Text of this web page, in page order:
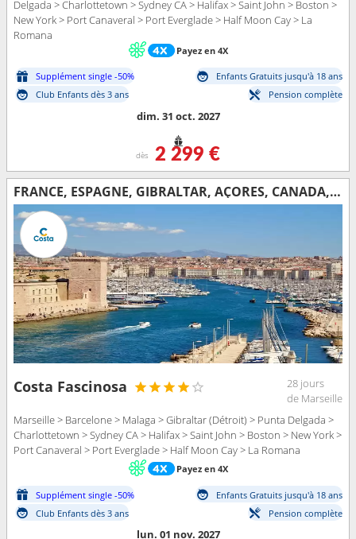
Delgada > Charlottetown > Sydney CA > Halifax > Saint John > Boston >
New York > Port Canaveral > Port Everglade > Half Moon Cay > La
Romana
Payez en 4X
Supplément single -50%
Enfants Gratuits jusqu'à 18 ans
Club Enfants dès 3 ans
Pension complète
dim. 31 oct. 2027
dès 2 299 €
FRANCE, ESPAGNE, GIBRALTAR, AÇORES, CANADA, ÉTATS-UNIS, FLORIDE (USA), RÉP.DOMINICAINE
Costa Fascinosa
28 jours
de Marseille
Marseille > Barcelone > Malaga > Gibraltar (Détroit) > Punta Delgada >
Charlottetown > Sydney CA > Halifax > Saint John > Boston > New York >
Port Canaveral > Port Everglade > Half Moon Cay > La Romana
Payez en 4X
Supplément single -50%
Enfants Gratuits jusqu'à 18 ans
Club Enfants dès 3 ans
Pension complète
lun. 01 nov. 2027